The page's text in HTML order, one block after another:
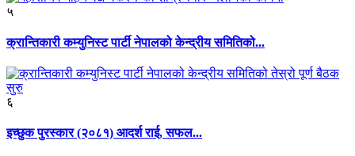
५
क्रान्तिकारी कम्युनिस्ट पार्टी नेपालको केन्द्रीय समितिको...
६
इच्छुक पुरस्कार (२०८१) आदर्श राई, सफल...